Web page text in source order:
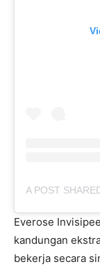
Everose
kandungan
bekerja secara